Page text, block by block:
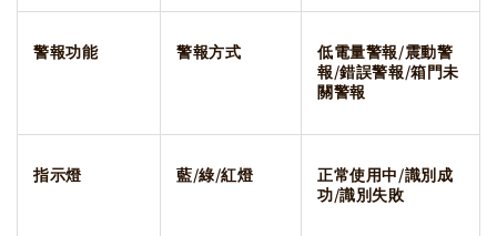
警報功能 警報方式 低電量警報/震動警
報/錯誤警報/箱門未
關警報
指示燈 藍/綠/紅燈
正常使用中/識別成
功/識別失敗